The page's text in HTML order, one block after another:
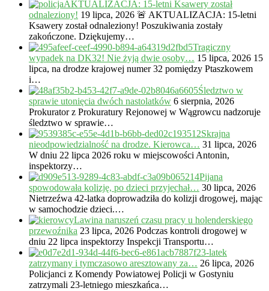
AKTUALIZACJA: 15-letni Ksawery został
odnaleziony! 19 lipca, 2026 🚨 AKTUALIZACJA: 15-letni
Ksawery został odnaleziony! Poszukiwania zostały
zakończone. Dziękujemy…
Tragiczny
wypadek na DK32! Nie żyją dwie osoby… 15 lipca, 2026 15
lipca, na drodze krajowej numer 32 pomiędzy Ptaszkowem
i…
Śledztwo w
sprawie utonięcia dwóch nastolatków 6 sierpnia, 2026
Prokurator z Prokuratury Rejonowej w Wągrowcu nadzoruje
śledztwo w sprawie…
Skrajna
nieodpowiedzialność na drodze. Kierowca… 31 lipca, 2026
W dniu 22 lipca 2026 roku w miejscowości Antonin,
inspektorzy…
Pijana
spowodowała kolizję, po dzieci przyjechał… 30 lipca, 2026
Nietrzeźwa 42-latka doprowadziła do kolizji drogowej, mając
w samochodzie dzieci.…
Lawina naruszeń czasu pracy u holenderskiego
przewoźnika 23 lipca, 2026 Podczas kontroli drogowej w
dniu 22 lipca inspektorzy Inspekcji Transportu…
23-latek
zatrzymany i tymczasowo aresztowany za… 26 lipca, 2026
Policjanci z Komendy Powiatowej Policji w Gostyniu
zatrzymali 23-letniego mieszkańca…